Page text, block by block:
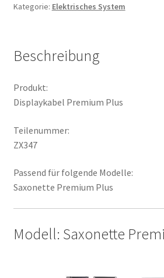
Kategorie: Elektrisches System
Beschreibung
Produkt:
Displaykabel Premium Plus
Teilenummer:
ZX347
Passend für folgende Modelle:
Saxonette Premium Plus
Modell: Saxonette